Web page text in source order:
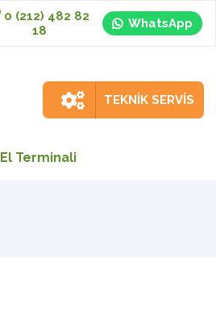
0 (212) 482 82
18
WhatsApp
TEKNİK SERVİS
El Terminali